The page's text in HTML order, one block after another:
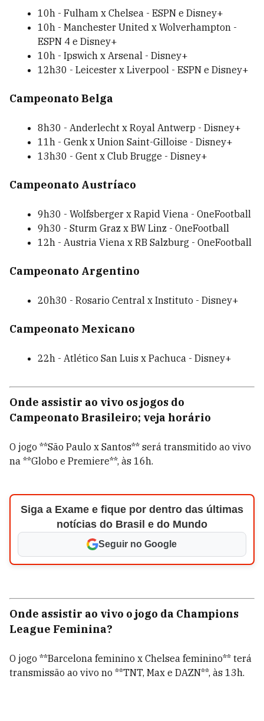
10h - Fulham x Chelsea - ESPN e Disney+
10h - Manchester United x Wolverhampton -
ESPN 4 e Disney+
10h - Ipswich x Arsenal - Disney+
12h30 - Leicester x Liverpool - ESPN e Disney+
Campeonato Belga
8h30 - Anderlecht x Royal Antwerp - Disney+
11h - Genk x Union Saint-Gilloise - Disney+
13h30 - Gent x Club Brugge - Disney+
Campeonato Austríaco
9h30 - Wolfsberger x Rapid Viena - OneFootball
9h30 - Sturm Graz x BW Linz - OneFootball
12h - Austria Viena x RB Salzburg - OneFootball
Campeonato Argentino
20h30 - Rosario Central x Instituto - Disney+
Campeonato Mexicano
22h - Atlético San Luis x Pachuca - Disney+
Onde assistir ao vivo os jogos do
Campeonato Brasileiro; veja horário
O jogo **São Paulo x Santos** será transmitido ao vivo
na **Globo e Premiere**, às 16h.
Siga a Exame e fique por dentro das últimas
notícias do Brasil e do Mundo
Seguir no Google
Onde assistir ao vivo o jogo da Champions
League Feminina?
O jogo **Barcelona feminino x Chelsea feminino** terá
transmissão ao vivo no **TNT, Max e DAZN**, às 13h.